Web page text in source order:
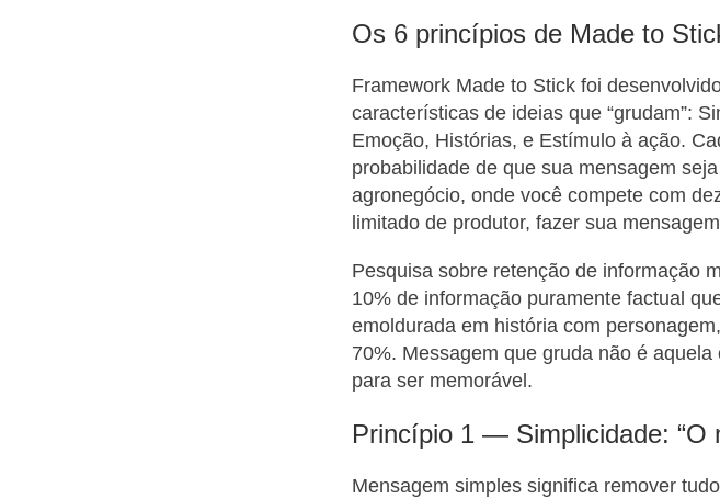
Os 6 princípios de Made to
Framework Made to Stick foi
características de ideias que “grudam”:
Emoção, Histórias, e Estímulo à ação.
probabilidade de que sua mensagem
agronegócio, onde você compete com
limitado de produtor, fazer sua
Pesquisa sobre retenção de informação
10% de informação puramente factual
emoldurada em história com
70%. Messagem que gruda não é
para ser memorável.
Princípio 1 — Simplicidade: “O
Mensagem simples significa remover